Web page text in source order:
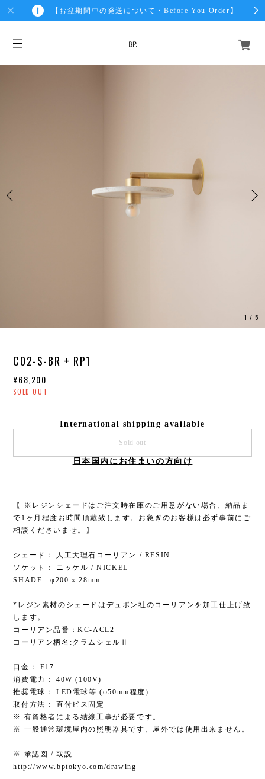
【お盆期間中の発送について・Before You Order】
1 /5
C02-S-BR + RP1
¥68,200
SOLD OUT
International shipping available
Sold out
日本国内にお住まいの方向け
【 ※レジンシェードはご注文時在庫のご用意がない場合、納品ま
で1ヶ月程度お時間頂戴致します。お急ぎのお客様は必ず事前にご
相談くださいませ。】
シェード： 人工大理石コーリアン / RESIN
ソケット： ニッケル / NICKEL
SHADE : φ200 x 28mm
*レジン素材のシェードはデュポン社のコーリアンを加工仕上げ致
します。
コーリアン品番：KC-ACL2
コーリアン柄名:クラムシェルⅡ
口金： E17
消費電力： 40W (100V)
推奨電球： LED電球等 (φ50mm程度)
取付方法： 直付ビス固定
※ 有資格者による結線工事が必要です。
※ 一般通常環境屋内の照明器具です、屋外では使用出来ません。
※ 承認図 / 取説
http://www.bptokyo.com/drawing